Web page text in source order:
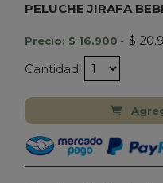
PELUCHE JIRAFA
Precio: $ 16.900 - $
Cantidad: